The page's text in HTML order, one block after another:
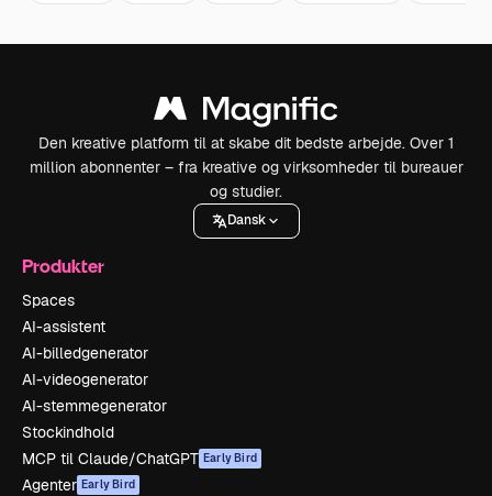
Den kreative platform til at skabe dit bedste arbejde. Over 1
million abonnenter – fra kreative og virksomheder til bureauer
og studier.
Dansk
Produkter
Spaces
AI-assistent
AI-billedgenerator
AI-videogenerator
AI-stemmegenerator
Stockindhold
MCP til Claude/ChatGPT Early Bird
Agenter Early Bird